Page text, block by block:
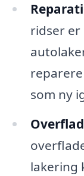
ridser er
reparere
som ny
lakering